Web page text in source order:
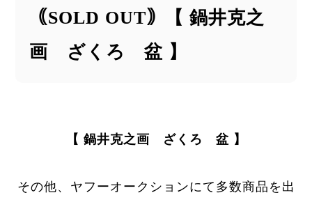
｟SOLD OUT｠【 鍋井克之
画 ざくろ 盆 】
【 鍋井克之画 ざくろ 盆 】
その他、ヤフーオークションにて多数商品を出